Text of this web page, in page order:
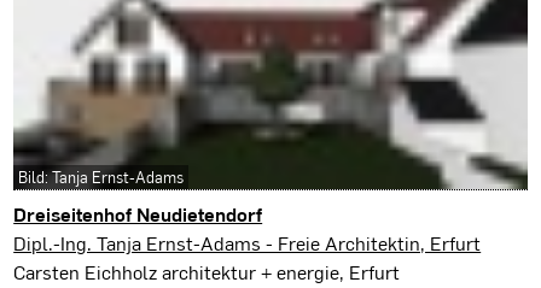
Dreiseitenhof Neudietendorf
Neudietendorf
Dipl.-Ing. Tanja Ernst-Adams - Freie Architektin, Erfurt
Carsten Eichholz architektur + energie, Erfurt
Bild: Tanja Ernst-Adams